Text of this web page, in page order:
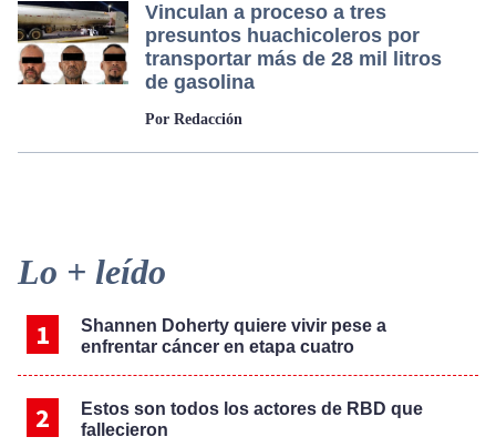
Vinculan a proceso a tres
presuntos huachicoleros por
transportar más de 28 mil litros
de gasolina
Por Redacción
Primary
Sidebar
Lo + leído
Shannen Doherty quiere vivir pese a
enfrentar cáncer en etapa cuatro
Estos son todos los actores de RBD que
fallecieron